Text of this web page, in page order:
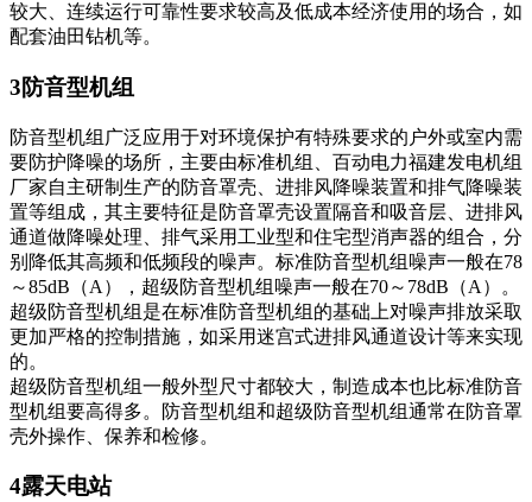
较大、连续运行可靠性要求较高及低成本经济使用的场合，如
配套油田钻机等。
3防音型机组
防音型机组广泛应用于对环境保护有特殊要求的户外或室内需
要防护降噪的场所，主要由标准机组、百动电力福建发电机组
厂家自主研制生产的防音罩壳、进排风降噪装置和排气降噪装
置等组成，其主要特征是防音罩壳设置隔音和吸音层、进排风
通道做降噪处理、排气采用工业型和住宅型消声器的组合，分
别降低其高频和低频段的噪声。标准防音型机组噪声一般在78
～85dB（A），超级防音型机组噪声一般在70～78dB（A）。
超级防音型机组是在标准防音型机组的基础上对噪声排放采取
更加严格的控制措施，如采用迷宫式进排风通道设计等来实现
的。
超级防音型机组一般外型尺寸都较大，制造成本也比标准防音
型机组要高得多。防音型机组和超级防音型机组通常在防音罩
壳外操作、保养和检修。
4露天电站